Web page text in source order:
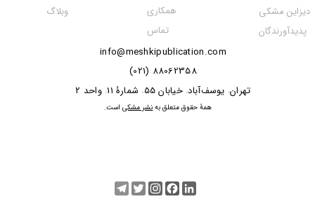
info@meshkipublication.com
88062358 (021)
​​​​​​تهران، یوسف‌آباد، خیابان 55 ، شمارۀ 11 ،واحد 2
همکاری
تماس
دیزاین مشکی
پدیدآورندگان
وبلاگ
​همۀ حقوق متعلق بهنشر مشکیاست.
Telegram
TwitterInstagramFacebook